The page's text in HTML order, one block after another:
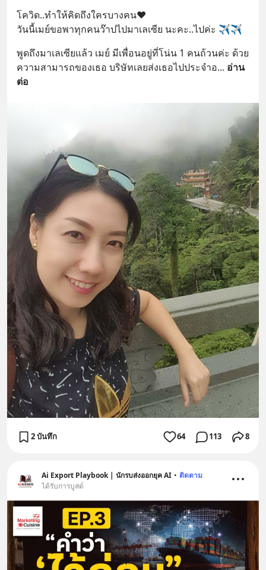
โควิด..ทำให้คิดถึงใครบางคน❤
วันนี้เมย์ขอพาทุกคนว๊าปไปมาเลเซีย นะคะ..ไปค่ะ ✈✈
พูดถึงมาเลเซียแล้ว เมย์ มีเพื่อนอยู่ที่โน่น 1 คนถ้วนค่ะ ด้วย
ความสามารถของเธอ บริษัทเลยส่งเธอไปประจำอ... อ่าน
ต่อ
2 บันทึก 64 113 8
Ai Export Playbook | นักรบส่งออกยุค AI • ติดตาม
ได้รับการบูสต์